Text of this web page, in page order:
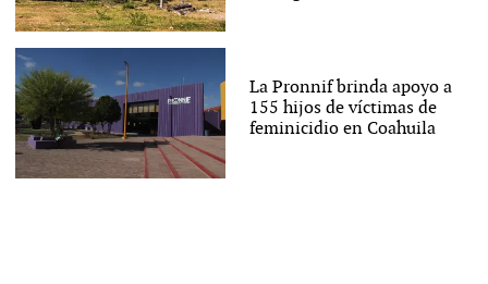
La Pronnif brinda apoyo a
155 hijos de víctimas de
feminicidio en Coahuila